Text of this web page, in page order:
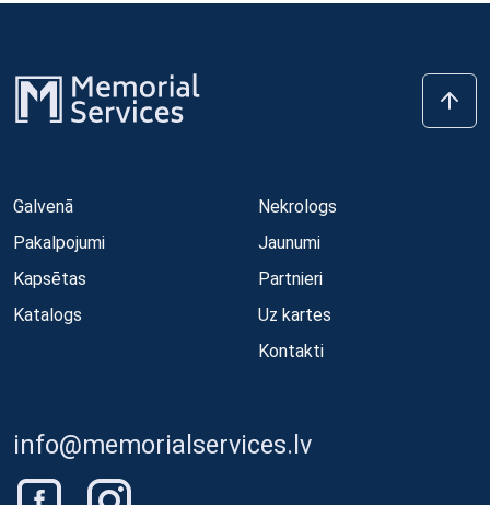
Galvenā
Pakalpojumi
Kapsētas
Katalogs
Nekrologs
Jaunumi
Partnieri
Uz kartes
Kontakti
info@memorialservices.lv